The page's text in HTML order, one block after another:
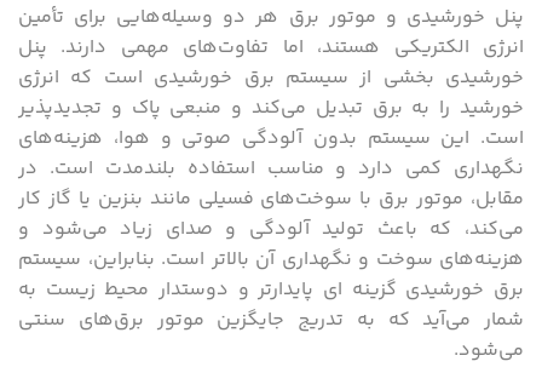
پنل خورشیدی و موتور برق هر دو وسیله‌هایی برای تأمین
انرژی الکتریکی هستند، اما تفاوت‌های مهمی دارند. پنل
خورشیدی بخشی از سیستم برق خورشیدی است که انرژی
خورشید را به برق تبدیل می‌کند و منبعی پاک و تجدیدپذیر
است. این سیستم بدون آلودگی صوتی و هوا، هزینه‌های
نگهداری کمی دارد و مناسب استفاده بلندمدت است. در
مقابل، موتور برق با سوخت‌های فسیلی مانند بنزین یا گاز کار
می‌کند، که باعث تولید آلودگی و صدای زیاد می‌شود و
هزینه‌های سوخت و نگهداری آن بالاتر است. بنابراین، سیستم
برق خورشیدی گزینه ‌ای پایدارتر و دوستدار محیط زیست به
شمار می‌آید که به تدریج جایگزین موتور برق‌های سنتی
می‌شود.